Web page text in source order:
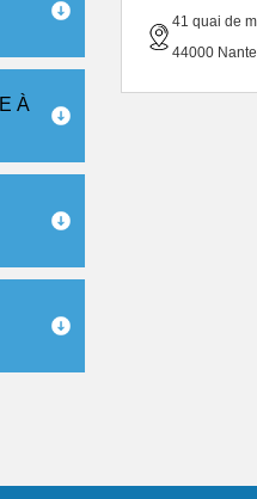
À
41 quai de
44000